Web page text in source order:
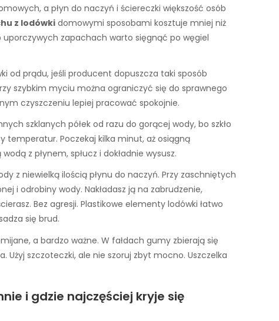
a płyn do naczyń i ściereczki większość osób
z lodówki domowymi sposobami kosztuje mniej niż
zapachach warto sięgnąć po węgiel
od prądu, jeśli producent dopuszcza taki sposób
szybkim myciu można ograniczyć się do sprawnego
czyszczeniu lepiej pracować spokojnie.
szklanych półek od razu do gorącej wody, bo szkło
temperatur. Poczekaj kilka minut, aż osiągną
z płynem, spłucz i dokładnie wysusz.
z niewielką ilością płynu do naczyń. Przy zaschniętych
i odrobiny wody. Nakładasz ją na zabrudzenie,
Bez agresji. Plastikowe elementy lodówki łatwo
się brud.
a bardzo ważne. W fałdach gumy zbierają się
Użyj szczoteczki, ale nie szoruj zbyt mocno. Uszczelka
i gdzie najczęściej kryje się